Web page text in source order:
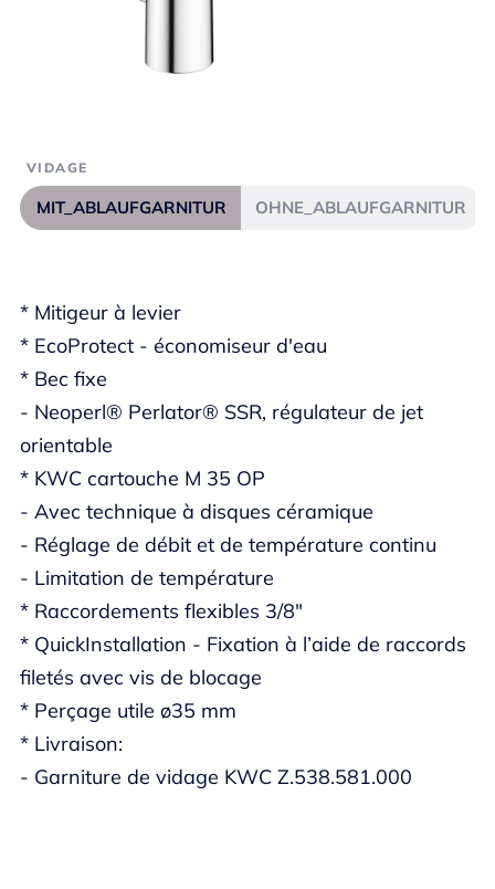
* Mitigeur à levier
* EcoProtect - économiseur d'eau
* Bec fixe
- Neoperl® Perlator® SSR, régulateur de jet
orientable
* KWC cartouche M 35 OP
- Avec technique à disques céramique
- Réglage de débit et de température continu
- Limitation de température
* Raccordements flexibles 3/8"
* QuickInstallation - Fixation à l’aide de raccords
filetés avec vis de blocage
* Perçage utile ø35 mm
* Livraison:
- Garniture de vidage KWC Z.538.581.000
VIDAGE
MIT_ABLAUFGARNITUR OHNE_ABLAUFGARNITUR